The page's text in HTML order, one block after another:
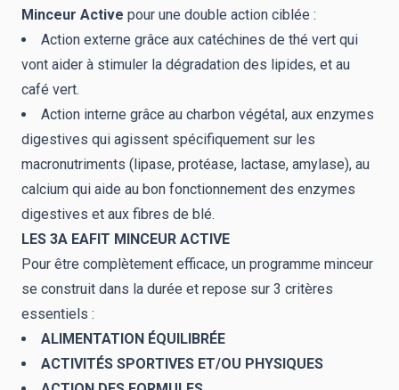
Minceur Active pour une double action ciblée :
Action externe grâce aux catéchines de thé vert qui
vont aider à stimuler la dégradation des lipides, et au
café vert.
Action interne grâce au charbon végétal, aux enzymes
digestives qui agissent spécifiquement sur les
macronutriments (lipase, protéase, lactase, amylase), au
calcium qui aide au bon fonctionnement des enzymes
digestives et aux fibres de blé.
LES 3A EAFIT MINCEUR ACTIVE
Pour être complètement efficace, un programme minceur
se construit dans la durée et repose sur 3 critères
essentiels :
ALIMENTATION ÉQUILIBRÉE
ACTIVITÉS SPORTIVES ET/OU PHYSIQUES